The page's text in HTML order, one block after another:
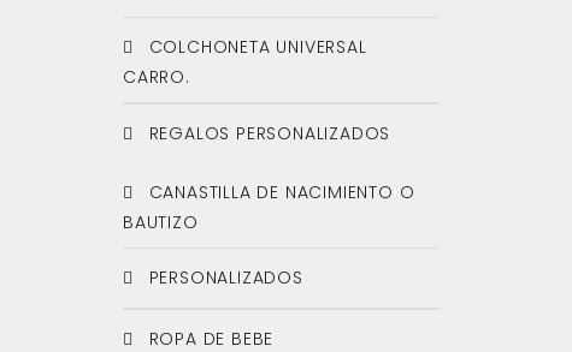
COLCHONETA UNIVERSAL
CARRO.
REGALOS PERSONALIZADOS
CANASTILLA DE NACIMIENTO O
BAUTIZO
PERSONALIZADOS
ROPA DE BEBE